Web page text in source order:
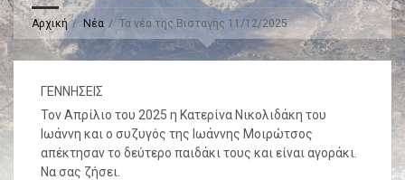
Αρχική Νέα Τα νέα της Βισταγής 11/12/2025
ΓΕΝΝΗΣΕΙΣ
Τον Απρίλιο του 2025 η Κατερίνα Νικολιδάκη του
Ιωάννη και ο συζυγός της Ιωάννης Μοιρώτσος
απέκτησαν το δεύτερο παιδάκι τους και είναι αγοράκι.
Να σας ζήσει.